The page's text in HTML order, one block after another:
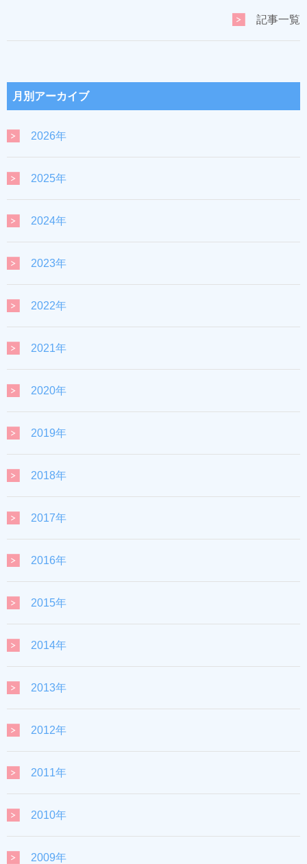
記事一覧
月別アーカイブ
2026年
2025年
2024年
2023年
2022年
2021年
2020年
2019年
2018年
2017年
2016年
2015年
2014年
2013年
2012年
2011年
2010年
2009年